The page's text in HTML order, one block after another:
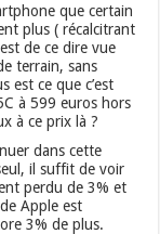
que certain
plus ( récalcitrant
de ce dire vue
terrain, sans
est ce que c’est
à 599 euros hors
à ce prix là ?
dans cette
il suffit de voir
perdu de 3% et
Apple est
3% de plus.